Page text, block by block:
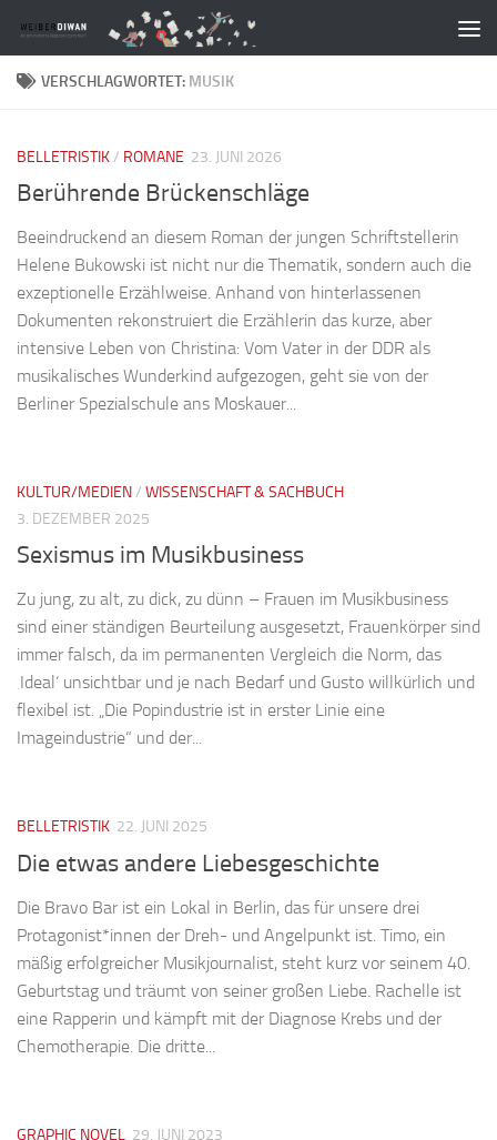
Zum Inhalt springen
VERSCHLAGWORTET: MUSIK
BELLETRISTIK/ ROMANE 23. JUNI 2026
Berührende Brückenschläge
Beeindruckend an diesem Roman der jungen Schriftstellerin
Helene Bukowski ist nicht nur die Thematik, sondern auch die
exzeptionelle Erzählweise. Anhand von hinterlassenen
Dokumenten rekonstruiert die Erzählerin das kurze, aber
intensive Leben von Christina: Vom Vater in der DDR als
musikalisches Wunderkind aufgezogen, geht sie von der
Berliner Spezialschule ans Moskauer...
KULTUR/MEDIEN/ WISSENSCHAFT & SACHBUCH
3. DEZEMBER 2025
Sexismus im Musikbusiness
Zu jung, zu alt, zu dick, zu dünn – Frauen im Musikbusiness
sind einer ständigen Beurteilung ausgesetzt, Frauenkörper sind
immer falsch, da im permanenten Vergleich die Norm, das
‚Ideal‘ unsichtbar und je nach Bedarf und Gusto willkürlich und
flexibel ist. „Die Popindustrie ist in erster Linie eine
Imageindustrie“ und der...
BELLETRISTIK 22. JUNI 2025
Die etwas andere Liebesgeschichte
Die Bravo Bar ist ein Lokal in Berlin, das für unsere drei
Protagonist*innen der Dreh- und Angelpunkt ist. Timo, ein
mäßig erfolgreicher Musikjournalist, steht kurz vor seinem 40.
Geburtstag und träumt von seiner großen Liebe. Rachelle ist
eine Rapperin und kämpft mit der Diagnose Krebs und der
Chemotherapie. Die dritte...
GRAPHIC NOVEL 29. JUNI 2023